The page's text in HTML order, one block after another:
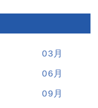
03
06
09